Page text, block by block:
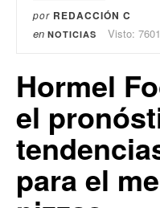
por REDACCIÓN C
en NOTICIAS Visto: 7601
Hormel
el
para el